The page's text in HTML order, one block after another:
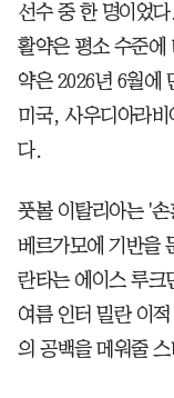
선수 중 한 명이었
활약은 평소 수준에
약은 2026년 6월에
미국, 사우디아라
다.
풋볼 이탈리아는 '
베르가모에 기반을
란타는 에이스 루크
여름 인터 밀란 이
의 공백을 메워줄